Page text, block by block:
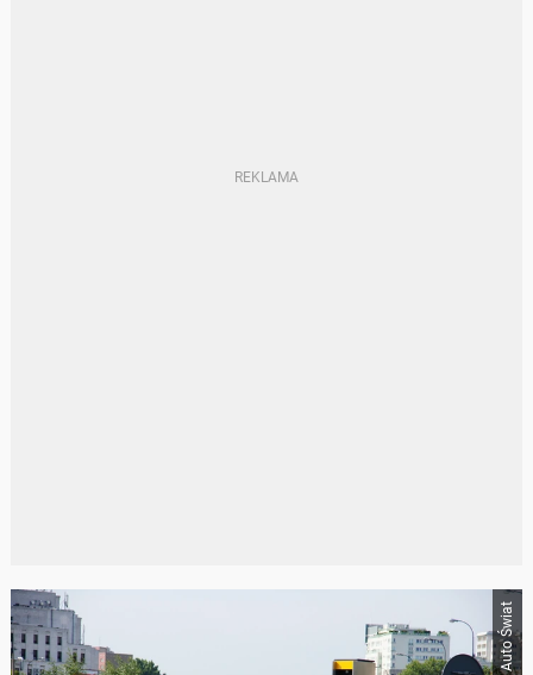
Auto Świat